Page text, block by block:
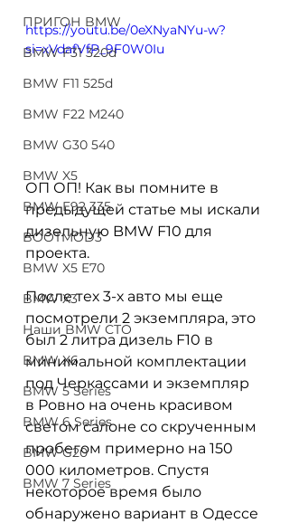
ПРИГОН BMW
BMW F31 320d
BMW F11 525d
BMW F22 M240
BMW G30 540
BMW X5
BMW E92 335
BOOTMOD3
BMW X5 E70
BMW X3
Наши BMW СТО
BMW X6
BMW 5 Series
BMW 6 Series
BMW G20
BMW 7 Series
https://youtu.be/0eXNyaNYu-w?
si=xVdafVfP_9F0W0Iu
ОП ОП! Как вы помните в
предыдущей статье мы искали
дизельную BMW F10 для
проекта.
После тех 3-х авто мы еще
посмотрели 2 экземпляра, это
был 2 литра дизель F10 в
минимальной комплектации
под Черкассами и экземпляр
в Ровно на очень красивом
светом салоне со скрученным
пробегом примерно на 150
000 километров. Спустя
некоторое время было
обнаружено вариант в Одессе